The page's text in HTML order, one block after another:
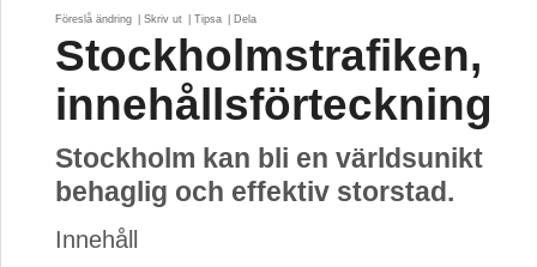
Föreslå ändring Skriv ut Tipsa Dela
Stockholmstrafiken,
innehållsförteckning
Stockholm kan bli en världsunikt
behaglig och effektiv storstad.
Innehåll